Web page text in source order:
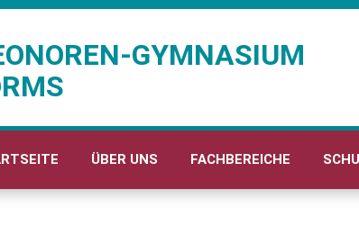
GYMNASIUM
ÜBER UNS FACHBEREICHE